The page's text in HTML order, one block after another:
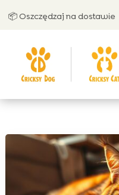
Oszczędzaj na dostawie